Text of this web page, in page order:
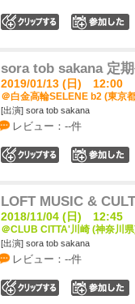
sora tob sakana 定
2019/01/13 (日) 12:00
＠白金高輪SELENE b2 (東京
[出演] sora tob sakana
レビュー：--件
LOFT MUSIC &
2018/11/04 (日) 12:45
＠CLUB CITTA'川崎 (神奈川
[出演] sora tob sakana
レビュー：--件